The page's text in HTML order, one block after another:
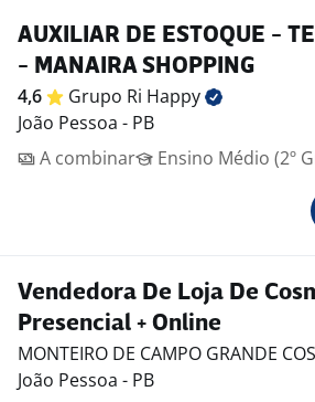
AUXILIAR DE ESTOQUE -
- MANAIRA SHOPPING
4,6 Grupo Ri Happy
João Pessoa - PB
A combinar
Ensino Médio (2º
Vendedora De Loja De
Presencial + Online
MONTEIRO DE CAMPO GRANDE
João Pessoa - PB